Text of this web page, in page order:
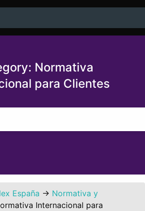
Normativa
para Clientes
España → Normativa y
Internacional para